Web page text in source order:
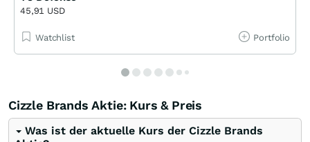
45,91 USD
Watchlist Portfolio
Cizzle Brands Aktie: Kurs & Preis
Was ist der aktuelle Kurs der Cizzle Brands